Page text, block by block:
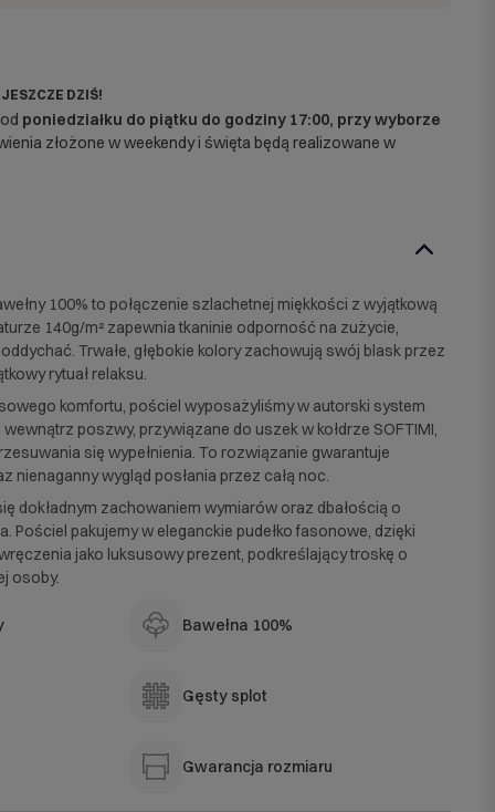
DZIŚ!
poniedziałku do piątku do godziny 17:00, przy wyborze
złożone w weekendy i święta będą realizowane w
100% to połączenie szlachetnej miękkości z wyjątkową
140g/m² zapewnia tkaninie odporność na zużycie,
Trwałe, głębokie kolory zachowują swój blask przez
rytuał relaksu.
komfortu, pościel wyposażyliśmy w autorski system
poszwy, przywiązane do uszek w kołdrze SOFTIMI,
się wypełnienia. To rozwiązanie gwarantuje
nienaganny wygląd posłania przez całą noc.
dokładnym zachowaniem wymiarów oraz dbałością o
Pościel pakujemy w eleganckie pudełko fasonowe, dzięki
jako luksusowy prezent, podkreślający troskę o
osoby.
Bawełna 100%
Gęsty splot
Gwarancja rozmiaru